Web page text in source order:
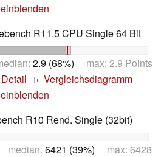
einblenden
R11.5 CPU Single 64 Bit
2.9 (68%) max: 2.9 Points
+ Vergleichsdiagramm
einblenden
R10 Rend. Single (32bit)
6421 (39%) max: 6428